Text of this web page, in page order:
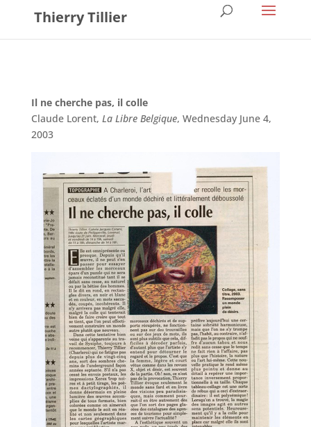
Thierry Tillier
Il ne cherche pas, il colle
Claude Lorent, La Libre Belgique, Wednesday June 4,
2003